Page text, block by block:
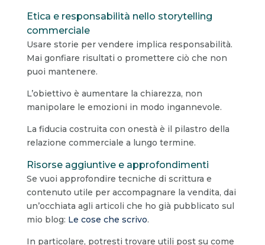
Etica e responsabilità nello storytelling
commerciale
Usare storie per vendere implica responsabilità.
Mai gonfiare risultati o promettere ciò che non
puoi mantenere.
L’obiettivo è aumentare la chiarezza, non
manipolare le emozioni in modo ingannevole.
La fiducia costruita con onestà è il pilastro della
relazione commerciale a lungo termine.
Risorse aggiuntive e approfondimenti
Se vuoi approfondire tecniche di scrittura e
contenuto utile per accompagnare la vendita, dai
un’occhiata agli articoli che ho già pubblicato sul
mio blog: Le cose che scrivo.
In particolare, potresti trovare utili post su come